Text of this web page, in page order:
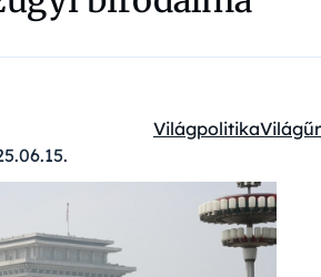
Kategóriák:
VilágpolitikaVilágűr